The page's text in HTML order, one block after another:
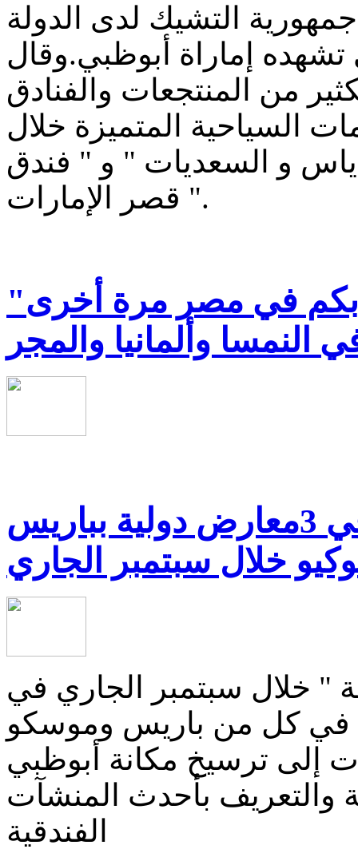
التشيك لدى الدولة
إماراة أبوظبي.وقال
من المنتجعات والفنادق
السياحية المتميزة خلال
و السعديات " و " فندق
قصر الإمارات ".
بكم في مصر مرة أخرى"
النمسا وألمانيا والمجر
سياحة أبوظبى تشارك في 3معارض دولية بباريس
خلال سبتمبر الجاري
" خلال سبتمبر الجاري في
في كل من باريس وموسكو
إلى ترسيخ مكانة أبوظبي
والتعريف بأحدث المنشآت
الفندقية